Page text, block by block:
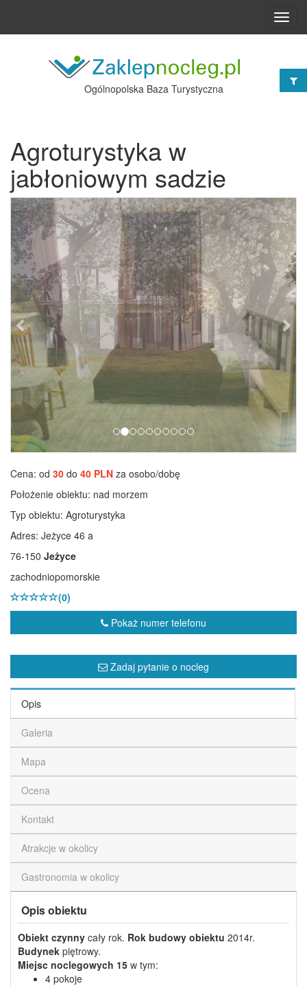
Ogólnopolska Baza Turystyczna
Agroturystyka w
jabłoniowym sadzie
Poprzednie
Cena: od 30 do 40 PLN za osobo/dobę
Położenie obiektu: nad morzem
Typ obiektu: Agroturystyka
Adres: Jeżyce 46 a
76-150 Jeżyce
zachodniopomorskie
(0)
Pokaż numer telefonu
Zadaj pytanie o nocleg
Opis
Galeria
Mapa
Ocena
Kontakt
Atrakcje w okolicy
Gastronomia w okolicy
Opis obiektu
Obiekt czynny cały rok. Rok budowy obiektu 2014r.
Budynek piętrowy.
Miejsc noclegowych 15 w tym:
4 pokoje